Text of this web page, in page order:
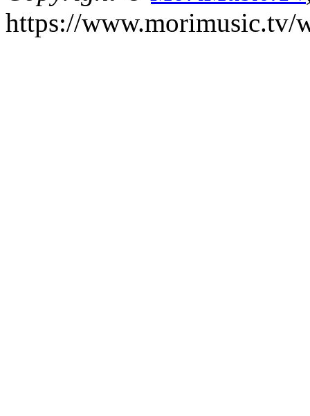
https://www.morimusic.tv/